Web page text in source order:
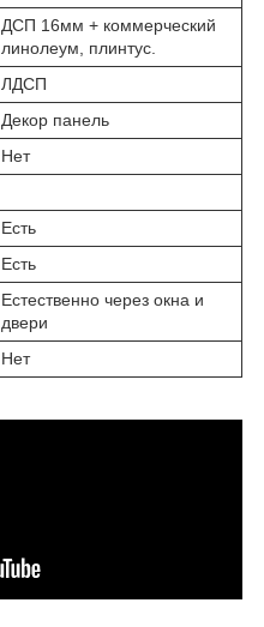
ДСП 16мм + коммерческий
линолеум, плинтус.
ЛДСП
Декор панель
Нет
Есть
Есть
Естественно через окна и
двери
Нет